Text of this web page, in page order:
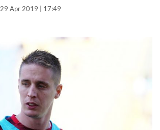
29 Apr 2019 | 17:49